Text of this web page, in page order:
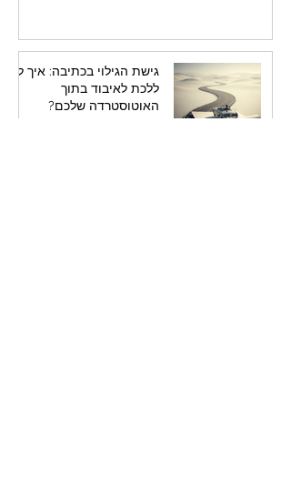
גישת הגילוי בכתיבה: איך לא
ללכת לאיבוד בתוך
האוטוסטרדה שלכם?